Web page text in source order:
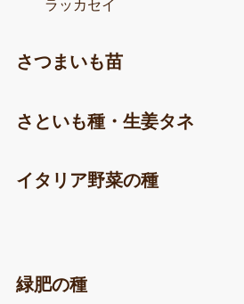
ラッカセイ
さつまいも苗
さといも種・生姜タネ
イタリア野菜の種
緑肥の種